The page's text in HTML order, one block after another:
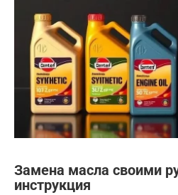
Замена масла своими
инструкция